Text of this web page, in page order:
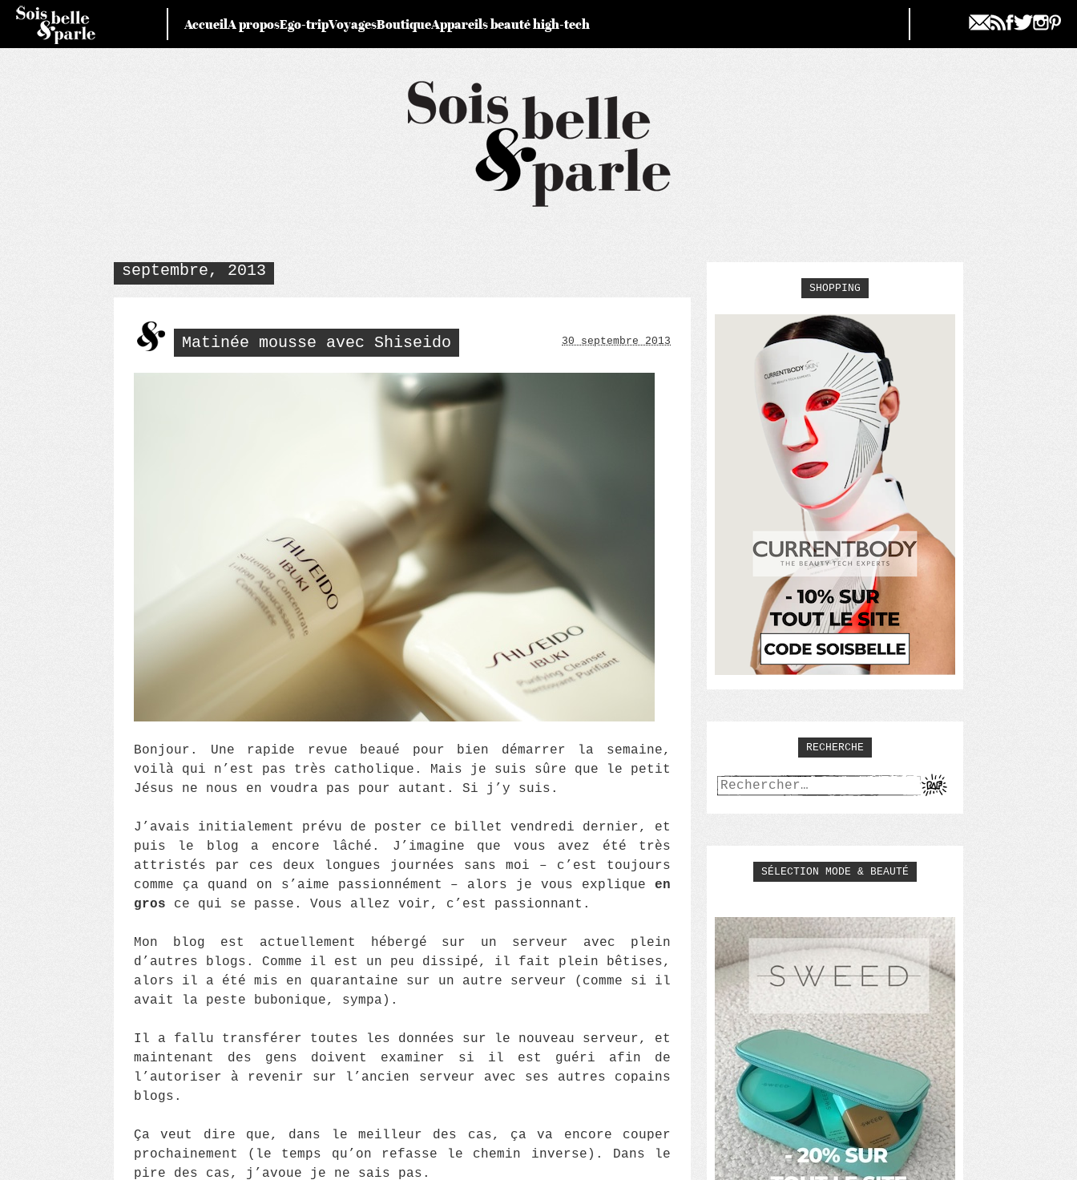
Skip
content
AccueilA proposEgo-tripVoyagesBoutiqueAppareils beauté high-tech
septembre, 2013
Matinée mousse avec Shiseido 30 septembre 2013
Bonjour. Une rapide revue beaué pour bien démarrer la semaine,
voilà qui n’est pas très catholique. Mais je suis sûre que le petit
Jésus ne nous en voudra pas pour autant. Si j’y suis.
J’avais initialement prévu de poster ce billet vendredi dernier, et
puis le blog a encore lâché. J’imagine que vous avez été très
attristés par ces deux longues journées sans moi – c’est toujours
comme ça quand on s’aime passionnément – alors je vous explique en
gros ce qui se passe. Vous allez voir, c’est passionnant.
Mon blog est actuellement hébergé sur un serveur avec plein
d’autres blogs. Comme il est un peu dissipé, il fait plein bêtises,
alors il a été mis en quarantaine sur un autre serveur (comme si il
avait la peste bubonique, sympa).
Il a fallu transférer toutes les données sur le nouveau serveur, et
maintenant des gens doivent examiner si il est guéri afin de
l’autoriser à revenir sur l’ancien serveur avec ses autres copains
blogs.
Ça veut dire que, dans le meilleur des cas, ça va encore couper
prochainement (le temps qu’on refasse le chemin inverse). Dans le
pire des cas, j’avoue je ne sais pas.
SHOPPING
RECHERCHE
Rechercher :
SÉLECTION MODE & BEAUTÉ